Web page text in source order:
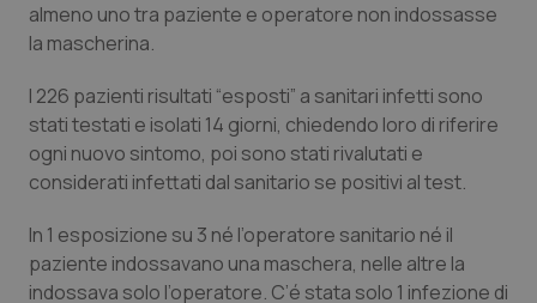
almeno uno tra paziente e operatore non indossasse
la mascherina.
I 226 pazienti risultati “esposti” a sanitari infetti sono
stati testati e isolati 14 giorni, chiedendo loro di riferire
ogni nuovo sintomo, poi sono stati rivalutati e
considerati infettati dal sanitario se positivi al test.
In 1 esposizione su 3 né l’operatore sanitario né il
paziente indossavano una maschera, nelle altre la
indossava solo l’operatore. C’é stata solo 1 infezione di